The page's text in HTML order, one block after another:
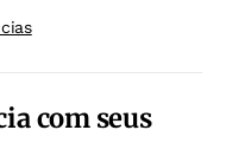
com seus